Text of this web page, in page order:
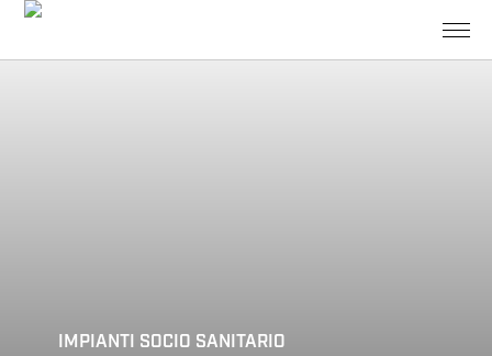
IMPIANTI SOCIO SANITARIO